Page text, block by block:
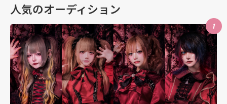
人気のオーディション
1